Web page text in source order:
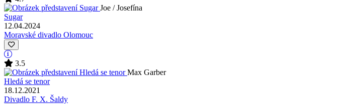
Joe / Josefína
Sugar
12.04.2024
Moravské divadlo Olomouc
3.5
Max Garber
Hledá se tenor
18.12.2021
Divadlo F. X. Šaldy